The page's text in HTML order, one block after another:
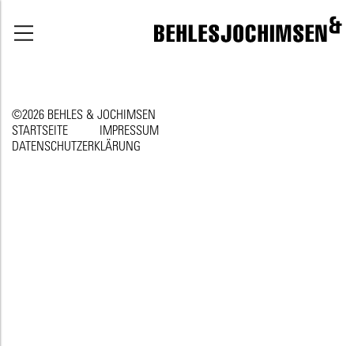
©2026 BEHLES & JOCHIMSEN
STARTSEITE
IMPRESSUM
DATENSCHUTZERKLÄRUNG